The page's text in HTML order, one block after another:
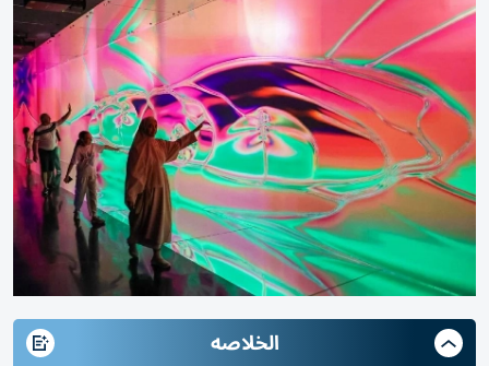
الخلاصه